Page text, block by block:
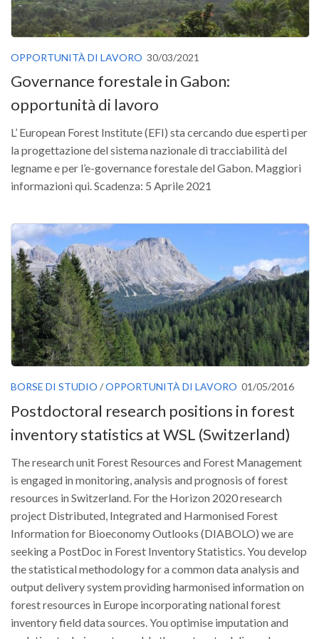
OPPORTUNITÀ DI LAVORO 30/03/2021
Governance forestale in Gabon:
opportunità di lavoro
L’ European Forest Institute (EFI) sta cercando due esperti per
la progettazione del sistema nazionale di tracciabilità del
legname e per l’e-governance forestale del Gabon. Maggiori
informazioni qui. Scadenza: 5 Aprile 2021
BORSE DI STUDIO /OPPORTUNITÀ DI LAVORO 01/05/2016
Postdoctoral research positions in forest
inventory statistics at WSL (Switzerland)
The research unit Forest Resources and Forest Management
is engaged in monitoring, analysis and prognosis of forest
resources in Switzerland. For the Horizon 2020 research
project Distributed, Integrated and Harmonised Forest
Information for Bioeconomy Outlooks (DIABOLO) we are
seeking a PostDoc in Forest Inventory Statistics. You develop
the statistical methodology for a common data analysis and
output delivery system providing harmonised information on
forest resources in Europe incorporating national forest
inventory field data sources. You optimise imputation and